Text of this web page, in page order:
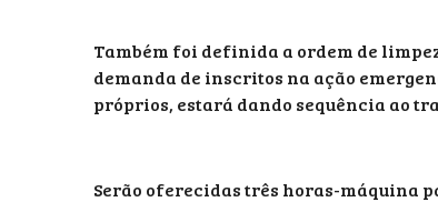
Também foi definida a ordem de
demanda de inscritos na ação
próprios, estará dando sequência ao
Serão oferecidas três horas-máquina